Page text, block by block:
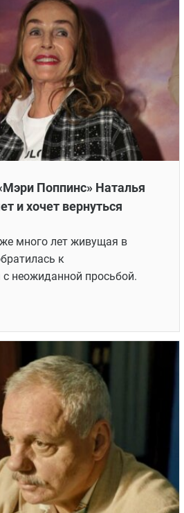
Поппинс» Наталья
и хочет вернуться
много лет живущая в
к
неожиданной просьбой.